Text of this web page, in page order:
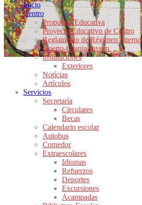
Inicio
Centro
Propuesta Educativa
Proyecto Educativo de Centro
Reglamento de Régimen Interno
Huerto-Granja-Invern.
Instalaciones
Exteriores
Notícias
Artículos
Servicios
Secretaría
Circulares
Becas
Calendario escolar
Autobus
Comedor
Extraescolares
Idiomas
Refuerzos
Deportes
Excursiones
Acampadas